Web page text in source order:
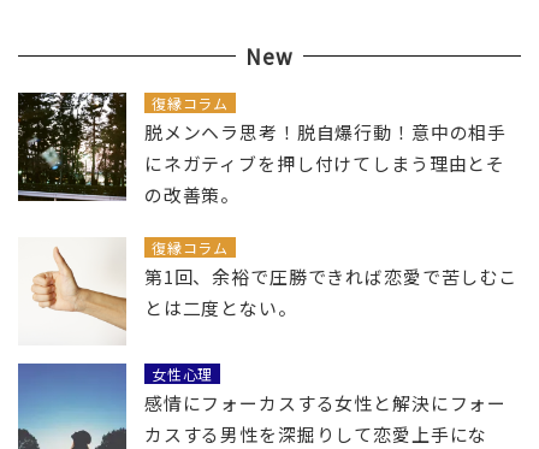
New
復縁コラム
脱メンヘラ思考！脱自爆行動！意中の相手
にネガティブを押し付けてしまう理由とそ
の改善策。
復縁コラム
第1回、余裕で圧勝できれば恋愛で苦しむこ
とは二度とない。
女性心理
感情にフォーカスする女性と解決にフォー
カスする男性を深掘りして恋愛上手にな